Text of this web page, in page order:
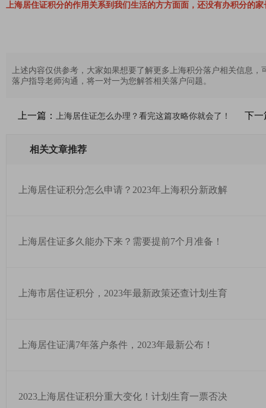
上海居住证积分的作用关系到我们生活的方方面面，还没有办积分的
上述内容仅供参考，大家如果想要了解更多上海积分落户相关信息
落户指导老师沟通，将一对一为您解答相关落户问题。
上一篇： 上海居住证怎么办理？看完这篇攻略你就会了！ 下一
相关文章推荐
上海居住证积分怎么申请？2023年上海积分新政解
上海居住证多久能办下来？需要提前7个月准备！
上海市居住证积分，2023年最新政策还查计划生育
上海居住证满7年落户条件，2023年最新公布！
2023上海居住证积分重大变化！计划生育一票否决